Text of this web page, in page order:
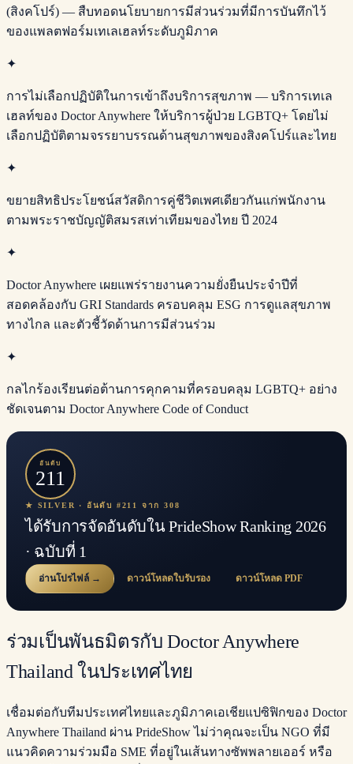
(สิงคโปร์) — สืบทอดนโยบายการมีส่วนร่วมที่มีการบันทึกไว้
ของแพลตฟอร์มเทเลเฮลท์ระดับภูมิภาค
✦
การไม่เลือกปฏิบัติในการเข้าถึงบริการสุขภาพ — บริการเทเล
เฮลท์ของ Doctor Anywhere ให้บริการผู้ป่วย LGBTQ+ โดยไม่
เลือกปฏิบัติตามจรรยาบรรณด้านสุขภาพของสิงคโปร์และไทย
✦
ขยายสิทธิประโยชน์สวัสดิการคู่ชีวิตเพศเดียวกันแก่พนักงาน
ตามพระราชบัญญัติสมรสเท่าเทียมของไทย ปี 2024
✦
Doctor Anywhere เผยแพร่รายงานความยั่งยืนประจำปีที่
สอดคล้องกับ GRI Standards ครอบคลุม ESG การดูแลสุขภาพ
ทางไกล และตัวชี้วัดด้านการมีส่วนร่วม
✦
กลไกร้องเรียนต่อต้านการคุกคามที่ครอบคลุม LGBTQ+ อย่าง
ชัดเจนตาม Doctor Anywhere Code of Conduct
อันดับ
211
★ SILVER · อันดับ #211 จาก 308
ได้รับการจัดอันดับใน PrideShow Ranking 2026
· ฉบับที่ 1
อ่านโปรไฟล์ → ดาวน์โหลดใบรับรอง ดาวน์โหลด PDF
ร่วมเป็นพันธมิตรกับ Doctor Anywhere
Thailand ในประเทศไทย
เชื่อมต่อกับทีมประเทศไทยและภูมิภาคเอเชียแปซิฟิกของ Doctor
Anywhere Thailand ผ่าน PrideShow ไม่ว่าคุณจะเป็น NGO ที่มี
แนวคิดความร่วมมือ SME ที่อยู่ในเส้นทางซัพพลายเออร์ หรือ